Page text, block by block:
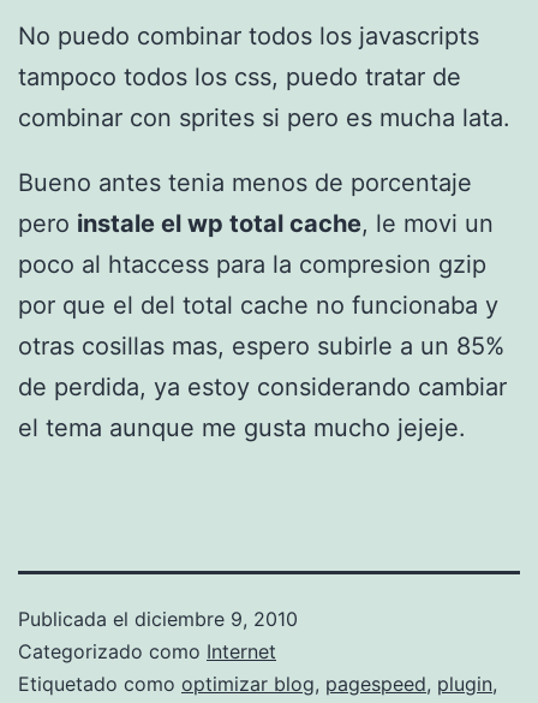
No puedo combinar todos los javascripts
tampoco todos los css, puedo tratar de
combinar con sprites si pero es mucha lata.
Bueno antes tenia menos de porcentaje
pero instale el wp total cache, le movi un
poco al htaccess para la compresion gzip
por que el del total cache no funcionaba y
otras cosillas mas, espero subirle a un 85%
de perdida, ya estoy considerando cambiar
el tema aunque me gusta mucho jejeje.
Publicada el diciembre 9, 2010
Categorizado como Internet
Etiquetado como optimizar blog, pagespeed, plugin,